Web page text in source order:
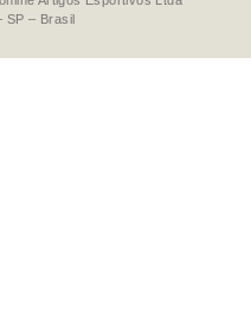
– Brasil